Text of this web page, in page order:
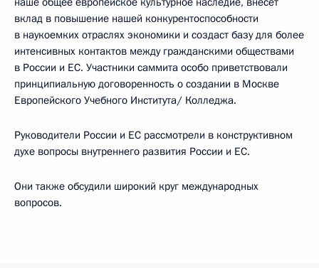
вклад в повышение нашей конкурентоспособности
в наукоемких отраслях экономики и создаст базу для более
интенсивных контактов между гражданскими обществами
в России и ЕС. Участники саммита особо приветствовали
принципиальную договоренность о создании в Москве
Европейского Учебного Института/ Колледжа.
Руководители России и ЕС рассмотрели в конструктивном
духе вопросы внутреннего развития России и ЕС.
Они также обсудили широкий круг международных
вопросов.